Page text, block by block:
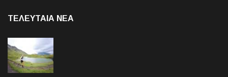
ΤΕΛΕΥΤΑΙΑ NEA